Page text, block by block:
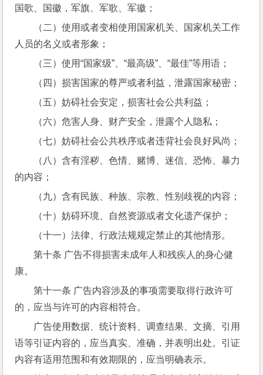
国歌、国徽，军旗、军歌、军徽；
（二）使用或者变相使用国家机关、国家机关工作
人员的名义或者形象；
（三）使用“国家级”、“最高级”、“最佳”等用语；
（四）损害国家的尊严或者利益，泄露国家秘密；
（五）妨碍社会安定，损害社会公共利益；
（六）危害人身、财产安全，泄露个人隐私；
（七）妨碍社会公共秩序或者违背社会良好风尚；
（八）含有淫秽、色情、赌博、迷信、恐怖、暴力
的内容；
（九）含有民族、种族、宗教、性别歧视的内容；
（十）妨碍环境、自然资源或者文化遗产保护；
（十一）法律、行政法规规定禁止的其他情形。
第十条 广告不得损害未成年人和残疾人的身心健
康。
第十一条 广告内容涉及的事项需要取得行政许可
的，应当与许可的内容相符合。
广告使用数据、统计资料、调查结果、文摘、引用
语等引证内容的，应当真实、准确，并表明出处。引证
内容有适用范围和有效期限的，应当明确表示。